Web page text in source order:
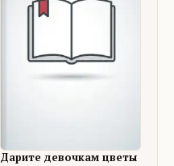
Дарите девочкам цветы